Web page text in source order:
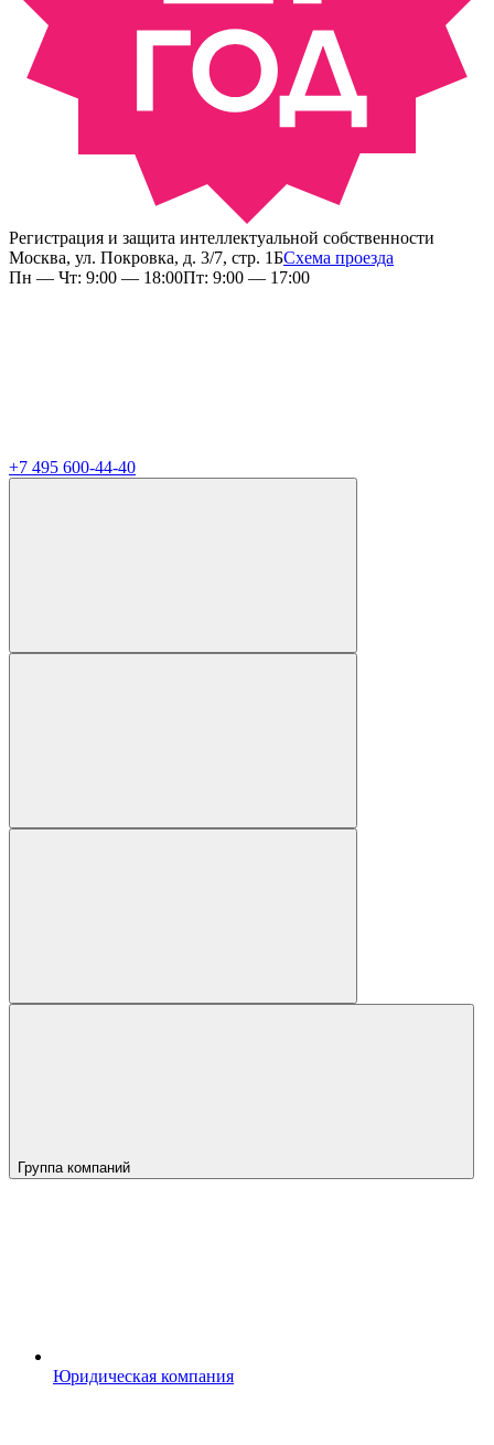
Регистрация и защита интеллектуальной собственности
Москва, ул. Покровка, д. 3/7, стр. 1БСхема проезда
Пн — Чт: 9:00 — 18:00Пт: 9:00 — 17:00
+7 495 600-44-40
Группа компаний
Юридическая компания